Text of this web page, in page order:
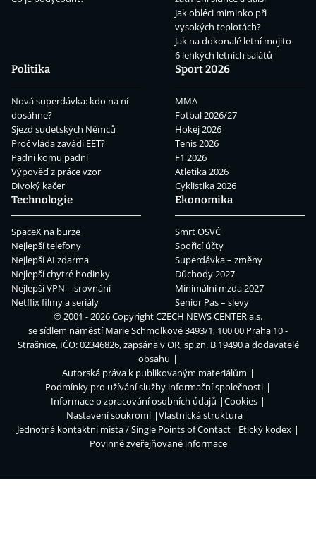
Jak obléci miminko při
vysokých teplotách?
Jak na dokonalé letní mojito
6 lehkých letních salátů
Politika
Nová superdávka: kdo na ní
dosáhne?
Sjezd sudetských Němců
Proč vláda zavádí EET?
Padni komu padni
Výpověď z práce vzor
Divoký kačer
Sport 2026
MMA
Fotbal 2026/27
Hokej 2026
Tenis 2026
F1 2026
Atletika 2026
Cyklistika 2026
Technologie
SpaceX na burze
Nejlepší telefony
Nejlepší AI zdarma
Nejlepší chytré hodinky
Nejlepší VPN – srovnání
Netflix filmy a seriály
Ekonomika
Smrt OSVČ
Spořicí účty
Superdávka – změny
Důchody 2027
Minimální mzda 2027
Senior Pas – slevy
© 2001 - 2026 CopyrightCZECH NEWS CENTER a.s.
se sídlem náměstí Marie Schmolkové 3493/1, 100 00 Praha 10 -
Strašnice, IČO: 02346826, zapsána v OR, sp.zn. B 19490 a dodavatelé
obsahu
Autorská práva k publikovaným materiálům
Podmínky pro užívání služby informační společnosti
Informace o zpracování osobních údajů
Cookies
Nastavení soukromí
Vlastnická struktura
Jednotná kontaktní místa / Single Points of Contact
Etický kodex
Povinně zveřejňované informace